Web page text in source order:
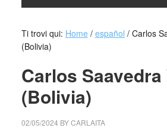
Ti trovi qui: Home / español /Carlos
(Bolivia)
Carlos Saavedra
(Bolivia)
02/05/2024 BYCARLAITA